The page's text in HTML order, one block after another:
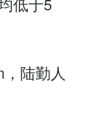
陆勤人